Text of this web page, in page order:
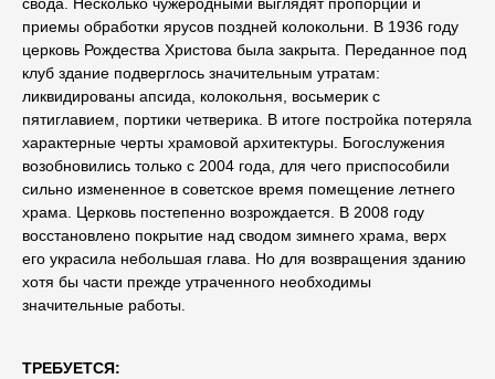
приемы обработки ярусов поздней колокольни. В 1936 году
церковь Рождества Христова была закрыта. Переданное под
клуб здание подверглось значительным утратам:
ликвидированы апсида, колокольня, восьмерик с
пятиглавием, портики четверика. В итоге постройка потеряла
характерные черты храмовой архитектуры. Богослужения
возобновились только с 2004 года, для чего приспособили
сильно измененное в советское время помещение летнего
храма. Церковь постепенно возрождается. В 2008 году
восстановлено покрытие над сводом зимнего храма, верх
его украсила небольшая глава. Но для возвращения зданию
хотя бы части прежде утраченного необходимы
значительные работы.
ТРЕБУЕТСЯ: